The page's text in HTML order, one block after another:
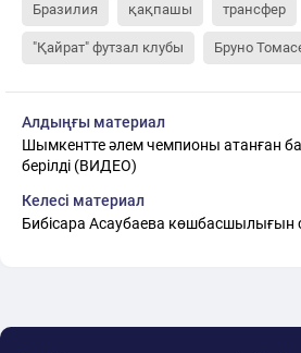
Бразилия қақпашы трансфер
"Қайрат" футзал клубы Бруно
Алдыңғы материал
Шымкентте әлем чемпионы атанған
берілді (ВИДЕО)
Келесі материал
Бибісара Асаубаева көшбасшылығын